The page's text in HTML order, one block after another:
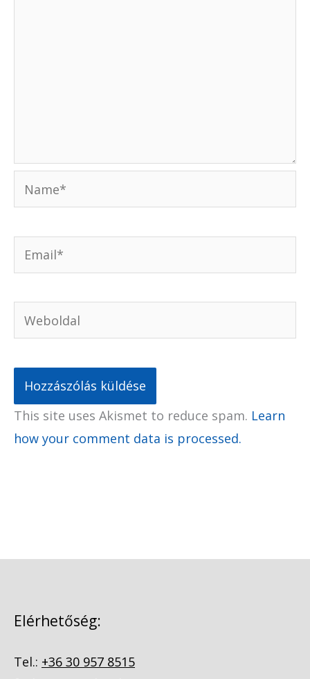
Name*
Email*
Weboldal
This site uses Akismet to reduce spam. Learn
how your comment data is processed.
Elérhetőség:
Tel.: +36 30 957 8515